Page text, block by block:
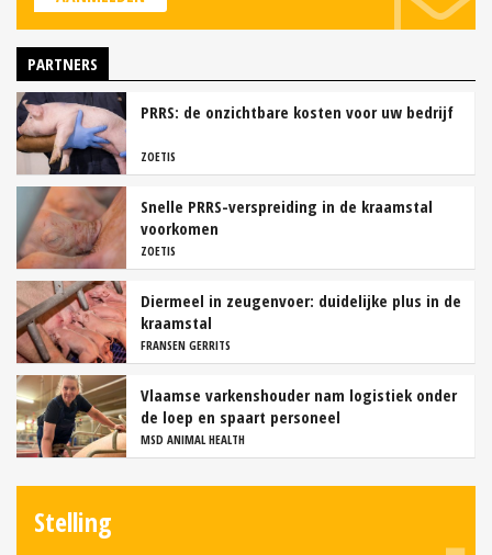
PARTNERS
PRRS: de onzichtbare kosten voor uw bedrijf
ZOETIS
Snelle PRRS-verspreiding in de kraamstal
voorkomen
ZOETIS
Diermeel in zeugenvoer: duidelijke plus in de
kraamstal
FRANSEN GERRITS
Vlaamse varkenshouder nam logistiek onder
de loep en spaart personeel
MSD ANIMAL HEALTH
Stelling